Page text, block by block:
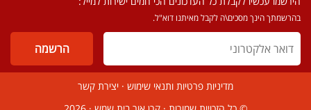
בהרשמתך הינך מסכים\ה לקבל מאיתנו דוא"ל.
מדיניות פרטיות ותנאי שימוש · יצירת קשר